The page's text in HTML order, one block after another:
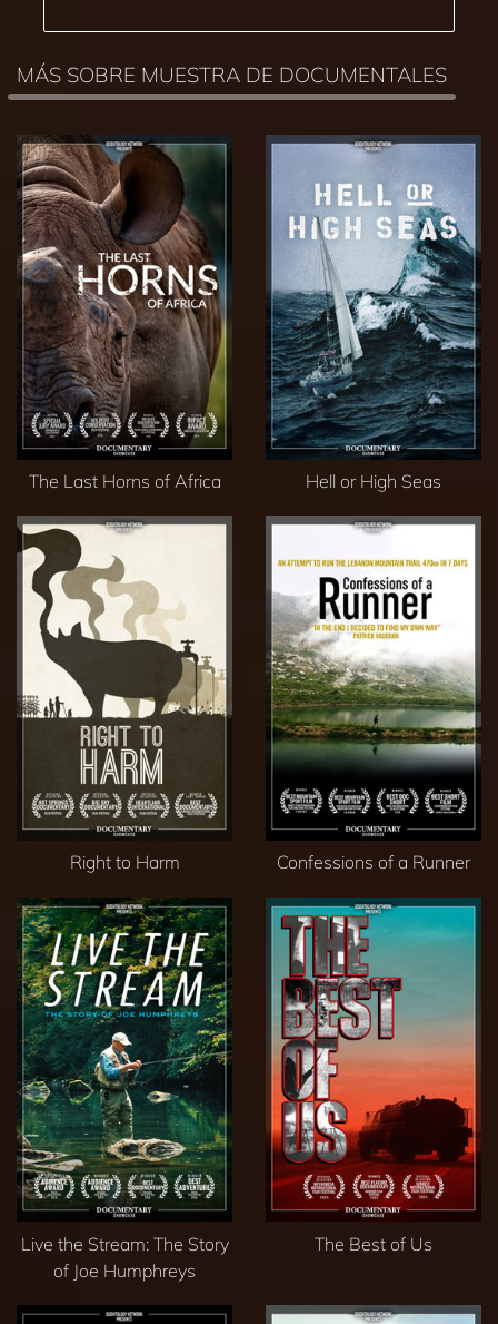
MÁS SOBRE MUESTRA DE DOCUMENTALES
The Last Horns of Africa Hell or High Seas
Right to Harm Confessions of a Runner
Live the Stream: The Story
of Joe Humphreys
The Best of Us